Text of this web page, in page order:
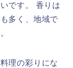
です。 香りは
多く、地域で
理の彩りにな